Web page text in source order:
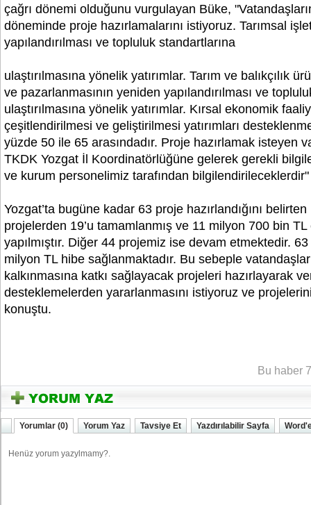
çağrı dönemi olduğunu vurgulayan Büke,
döneminde proje hazırlamalarını istiyoruz. Tarımsal
yapılandırılması ve topluluk standartlarına
ulaştırılmasına yönelik yatırımlar. Tarım ve balıkçılık
ve pazarlanmasının yeniden yapılandırılması ve
ulaştırılmasına yönelik yatırımlar. Kırsal ekonomik
çeşitlendirilmesi ve geliştirilmesi yatırımları
yüzde 50 ile 65 arasındadır. Proje hazırlamak isteyen
TKDK Yozgat İl Koordinatörlüğüne gelerek gerekli
ve kurum personelimiz tarafından
Yozgat’ta bugüne kadar 63 proje hazırlandığını
projelerden 19’u tamamlanmış ve 11 milyon 700 bin
yapılmıştır. Diğer 44 projemiz ise devam etmektedir.
milyon TL hibe sağlanmaktadır. Bu sebeple
kalkınmasına katkı sağlayacak projeleri hazırlayarak
desteklemelerden yararlanmasını istiyoruz ve
konuştu.
Bu haber
Yorumlar (0) Yorum Yaz Tavsiye Et Yazdırılabilir Sayfa